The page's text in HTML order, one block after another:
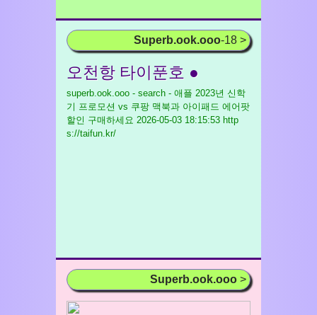
Superb.ook.ooo-18 >
오천항 타이푼호 ●
superb.ook.ooo - search - 애플 2023년 신학
기 프로모션 vs 쿠팡 맥북과 아이패드 에어팟
할인 구매하세요 2026-05-03 18:15:53 http
s://taifun.kr/
Superb.ook.ooo >